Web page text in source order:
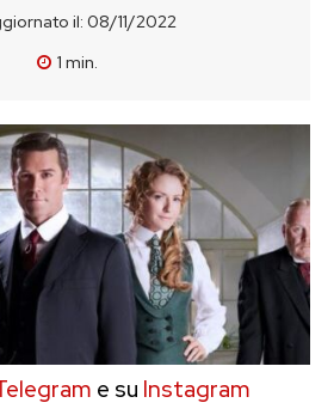
il: 08/11/2022
1 min.
e su Instagram